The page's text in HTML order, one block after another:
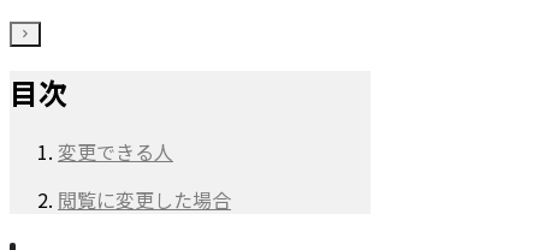
目次
変更できる人
閲覧に変更した場合